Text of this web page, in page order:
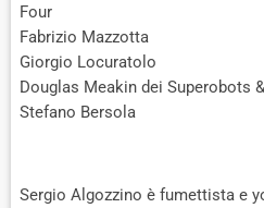
Four
Fabrizio Mazzotta
Giorgio Locuratolo
Douglas Meakin dei Superobots
Stefano Bersola
Sergio Algozzino è fumettista e